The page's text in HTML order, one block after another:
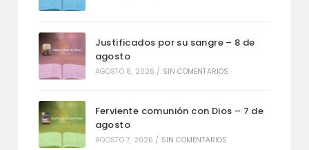
Justificados por su sangre – 8 de
agosto
AGOSTO 8, 2026 / SIN COMENTARIOS
Ferviente comunión con Dios – 7 de
agosto
AGOSTO 7, 2026 / SIN COMENTARIOS